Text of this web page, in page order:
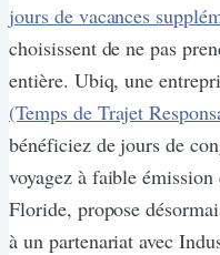
jours de vacances
choisissent de ne pas
entière. Ubiq, une
(Temps de Trajet
bénéficiez de jours de
voyagez à faible
Floride, propose
à un partenariat avec